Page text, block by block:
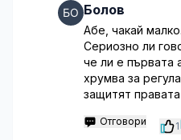
Болов
Абе, чакай
Сериозно ли
че ли е първата
хрумва за
защитят
Отговори 1